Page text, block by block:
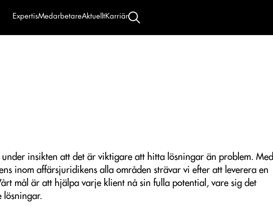
ExpertisMedarbetareAktuelltKarriär
insikten att det är viktigare att hitta lösningar än problem. Med
inom affärsjuridikens alla områden strävar vi efter att leverera en
mål är att hjälpa varje klient nå sin fulla potential, vare sig det
lösningar.